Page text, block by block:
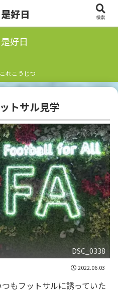
好日
れこうじつ
トサル見学
DSC_0338
2022.06.03
もフットサルに誘っていた
好日 検索